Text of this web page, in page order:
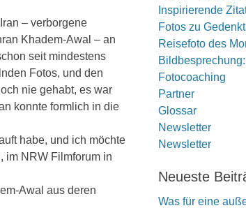
– verborgene
Khadem-Awal – an
seit mindestens
Fotos, und den
nie gehabt, es war
konnte formlich in die
habe, und ich möchte
im NRW Filmforum in
Awal aus deren
Inspirierende
Fotos zu
Reisefoto des
Fotocoaching
Partner
Glossar
Newsletter
Newsletter
Neueste
Was für eine